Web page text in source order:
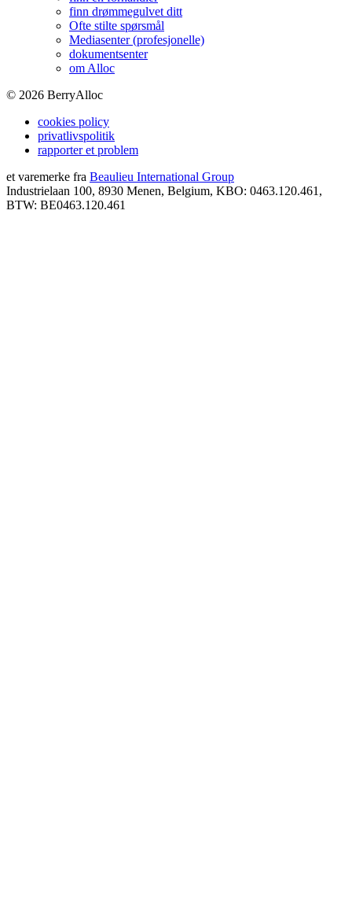
finn drømmegulvet ditt
Ofte stilte spørsmål
Mediasenter (profesjonelle)
dokumentsenter
om Alloc
© 2026 BerryAlloc
cookies policy
privatlivspolitik
rapporter et problem
et varemerke fra Beaulieu International Group
Industrielaan 100, 8930 Menen, Belgium, KBO: 0463.120.461,
BTW: BE0463.120.461